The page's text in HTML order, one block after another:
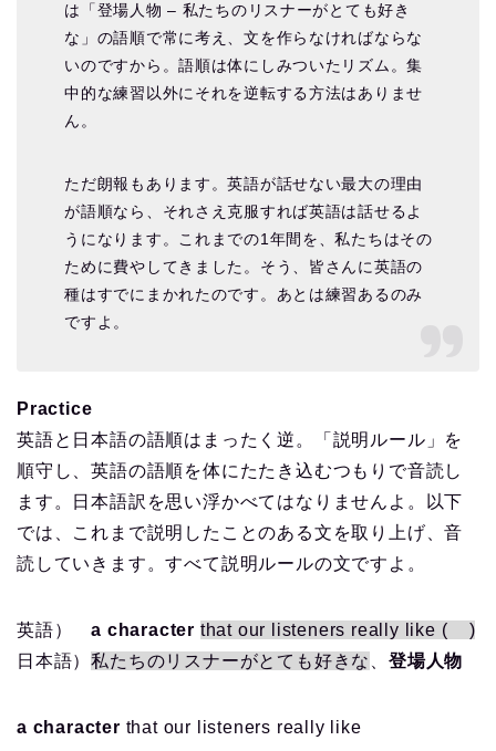
は「登場人物 – 私たちのリスナーがとても好き
な」の語順で常に考え、文を作らなければならな
いのですから。語順は体にしみついたリズム。集
中的な練習以外にそれを逆転する方法はありませ
ん。
ただ朗報もあります。英語が話せない最大の理由
が語順なら、それさえ克服すれば英語は話せるよ
うになります。これまでの1年間を、私たちはその
ために費やしてきました。そう、皆さんに英語の
種はすでにまかれたのです。あとは練習あるのみ
ですよ。
Practice
英語と日本語の語順はまったく逆。「説明ルール」を
順守し、英語の語順を体にたたき込むつもりで音読し
ます。日本語訳を思い浮かべてはなりませんよ。以下
では、これまで説明したことのある文を取り上げ、音
読していきます。すべて説明ルールの文ですよ。
英語）a character that our listeners really like ( )
日本語）私たちのリスナーがとても好きな 、登場人物
a character that our listeners really like